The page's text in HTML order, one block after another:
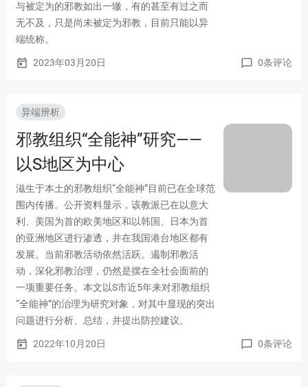
与被定为的邪教如出一辙，有的甚至有过之而
无不及，只是尚未被定为邪教，目前只能以异
端统称。
today 2023年03月20日 chat_bubble_outline 0条评论
异端辨析
邪教组织“全能神”研究——
以S地区为中心
滋生于本土的邪教组织“全能神”目前已在全球范
围内传播。公开资料显示，该教派已在以意大
利、美国为首的欧美地区和以韩国、日本为首
的亚洲地区进行渗透，并在我国港台地区都有
发展。当前邪教活动依然活跃。遏制邪教活
动，深化邪教治理，仍然是摆在全社会面前的
一项重要任务。本文以S市近5年来对邪教组织
“全能神”的治理为研究对象，对其中显现的突出
问题进行分析、总结，并提出防控建议。
today 2022年10月20日 chat_bubble_outline 0条评论